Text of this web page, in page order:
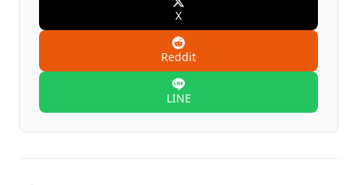
X
Reddit
LINE